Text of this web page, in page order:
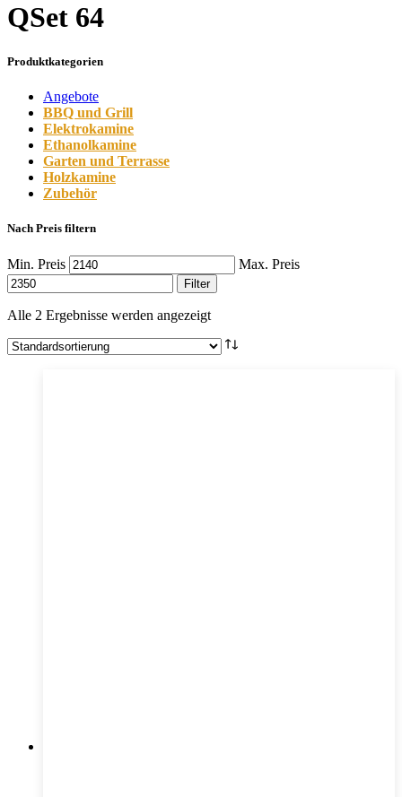
QSet 64
Produktkategorien
Angebote
BBQ und Grill
Elektrokamine
Ethanolkamine
Garten und Terrasse
Holzkamine
Zubehör
Nach Preis filtern
Min. Preis Max. Preis
Filter
Alle 2 Ergebnisse werden angezeigt